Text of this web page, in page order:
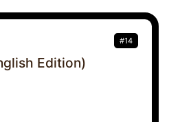
#14
Edition)